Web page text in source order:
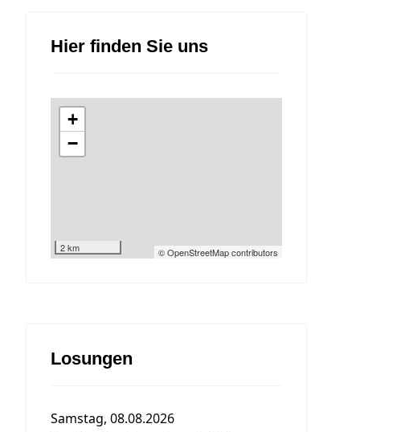
Hier finden Sie uns
+
−
2 km © OpenStreetMap contributors
Losungen
Samstag, 08.08.2026